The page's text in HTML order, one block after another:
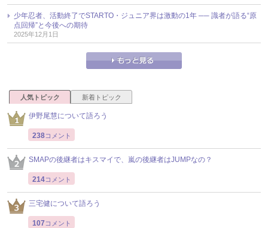
少年忍者、活動終了でSTARTO・ジュニア界は激動の1年 ── 識者が語る“原
点回帰”と今後への期待
2025年12月1日
人気トピック 新着トピック
伊野尾慧について語ろう
238コメント
SMAPの後継者はキスマイで、嵐の後継者はJUMPなの？
214コメント
三宅健について語ろう
107 コメント